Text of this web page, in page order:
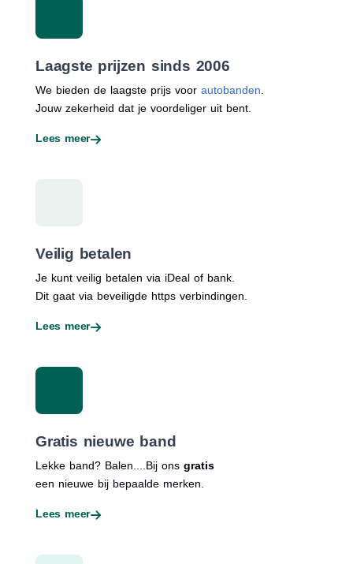
Laagste prijzen sinds 2006
We bieden de laagste prijs voor autobanden
Jouw zekerheid dat je voordeliger uit bent.
Lees meer
Veilig betalen
Je kunt veilig betalen via iDeal of bank.
Dit gaat via beveiligde https verbindingen.
Lees meer
Gratis nieuwe band
Lekke band? Balen....Bij ons gratis
een nieuwe bij bepaalde merken.
Lees meer